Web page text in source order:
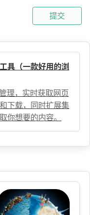
提交
具（一款好用的浏
理，实时获取网页
下载，同时扩展集
你想要的内容。